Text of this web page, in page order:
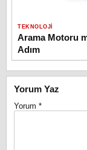
TEKNOLOJI
Arama Motoru
Adım
Yorum Yaz
Yorum *